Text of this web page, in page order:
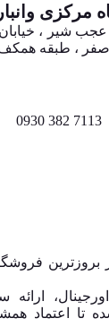
مرکزی
عجب شیر ،
، طبقه همکف ،
بروزترین
تا اعتماد